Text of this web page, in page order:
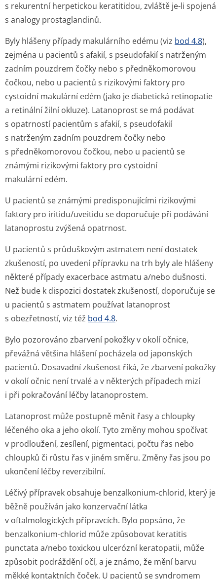
s rekurentní herpetickou keratitidou, zvláště je-li spojená
s analogy prostaglandinů.
Byly hlášeny případy makulárního edému (viz bod 4.8),
zejména u pacientů s afakií, s pseudofakií s natrženým
zadním pouzdrem čočky nebo s předněkomorovou
čočkou, nebo u pacientů s rizikovými faktory pro
cystoidní makulární edém (jako je diabetická retinopatie
a retinální žilní okluze). Latanoprost se má podávat
s opatrností pacientům s afakií, s pseudofakií
s natrženým zadním pouzdrem čočky nebo
s předněkomorovou čočkou, nebo u pacientů se
známými rizikovými faktory pro cystoidní
makulární edém.
U pacientů se známými predisponujícími rizikovými
faktory pro iritidu/uveitidu se doporučuje při podávání
latanoprostu zvýšená opatrnost.
U pacientů s průduškovým astmatem není dostatek
zkušeností, po uvedení přípravku na trh byly ale hlášeny
některé případy exacerbace astmatu a/nebo dušnosti.
Než bude k dispozici dostatek zkušeností, doporučuje se
u pacientů s astmatem používat latanoprost
s obezřetností, viz též bod 4.8.
Bylo pozorováno zbarvení pokožky v okolí očnice,
převážná většina hlášení pocházela od japonských
pacientů. Dosavadní zkušenost říká, že zbarvení pokožky
v okolí očnic není trvalé a v některých případech mizí
i při pokračování léčby latanoprostem.
Latanoprost může postupně měnit řasy a chloupky
léčeného oka a jeho okolí. Tyto změny mohou spočívat
v prodloužení, zesílení, pigmentaci, počtu řas nebo
chloupků či růstu řas v jiném směru. Změny řas jsou po
ukončení léčby reverzibilní.
Léčivý přípravek obsahuje benzalkonium-chlorid, který je
běžně používán jako konzervační látka
v oftalmologických přípravcích. Bylo popsáno, že
benzalkonium-chlorid může způsobovat keratitis
punctata a/nebo toxickou ulcerózní keratopatii, může
způsobit podráždění očí, a je známo, že mění barvu
měkké kontaktních čoček. U pacientů se syndromem